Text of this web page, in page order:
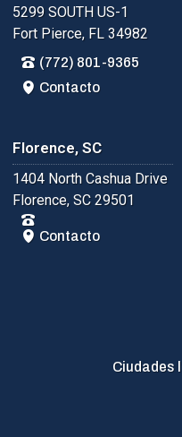
5299 SOUTH US-1
Fort Pierce, FL 34982
(772) 801-9365
Contacto
Florence, SC
1404 North Cashua Drive
Florence, SC 29501
Contacto
Ciudades